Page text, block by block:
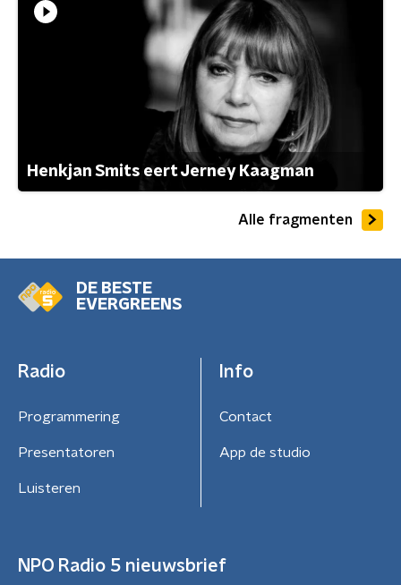
Henkjan Smits eert Jerney Kaagman
Alle fragmenten
DE BESTE
EVERGREENS
Radio
Programmering
Presentatoren
Luisteren
Info
Contact
App de studio
NPO Radio 5 nieuwsbrief